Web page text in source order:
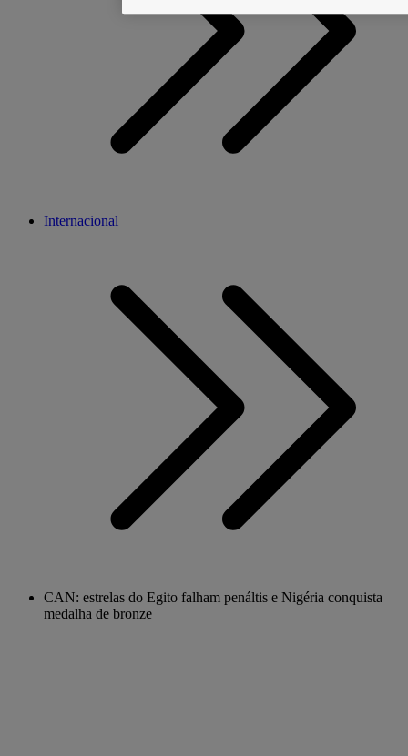
Internacional
CAN: estrelas do Egito falham penáltis e Nigéria conquista
medalha de bronze